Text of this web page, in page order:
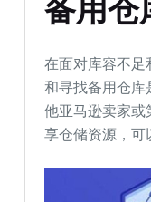
备用仓
在面对库容不足
和寻找备用仓库
他亚马逊卖家或
享仓储资源，可